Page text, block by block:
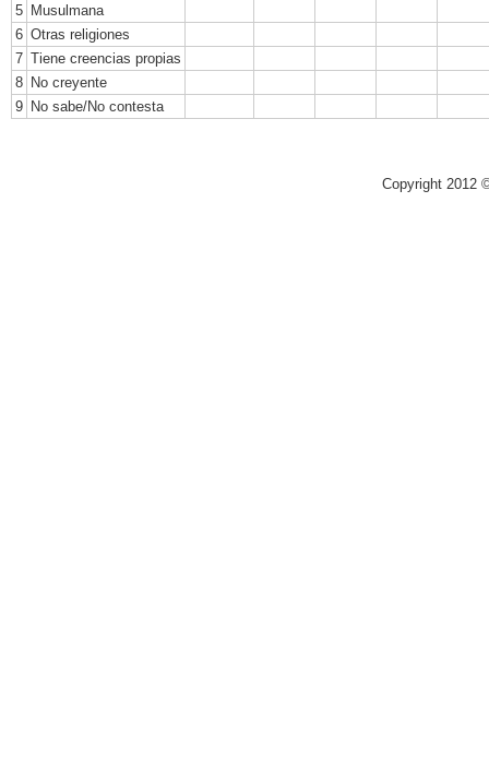
5 Musulmana
6 Otras religiones
7 Tiene creencias propias
8 No creyente
9 No sabe/No contesta
Copyright 2012